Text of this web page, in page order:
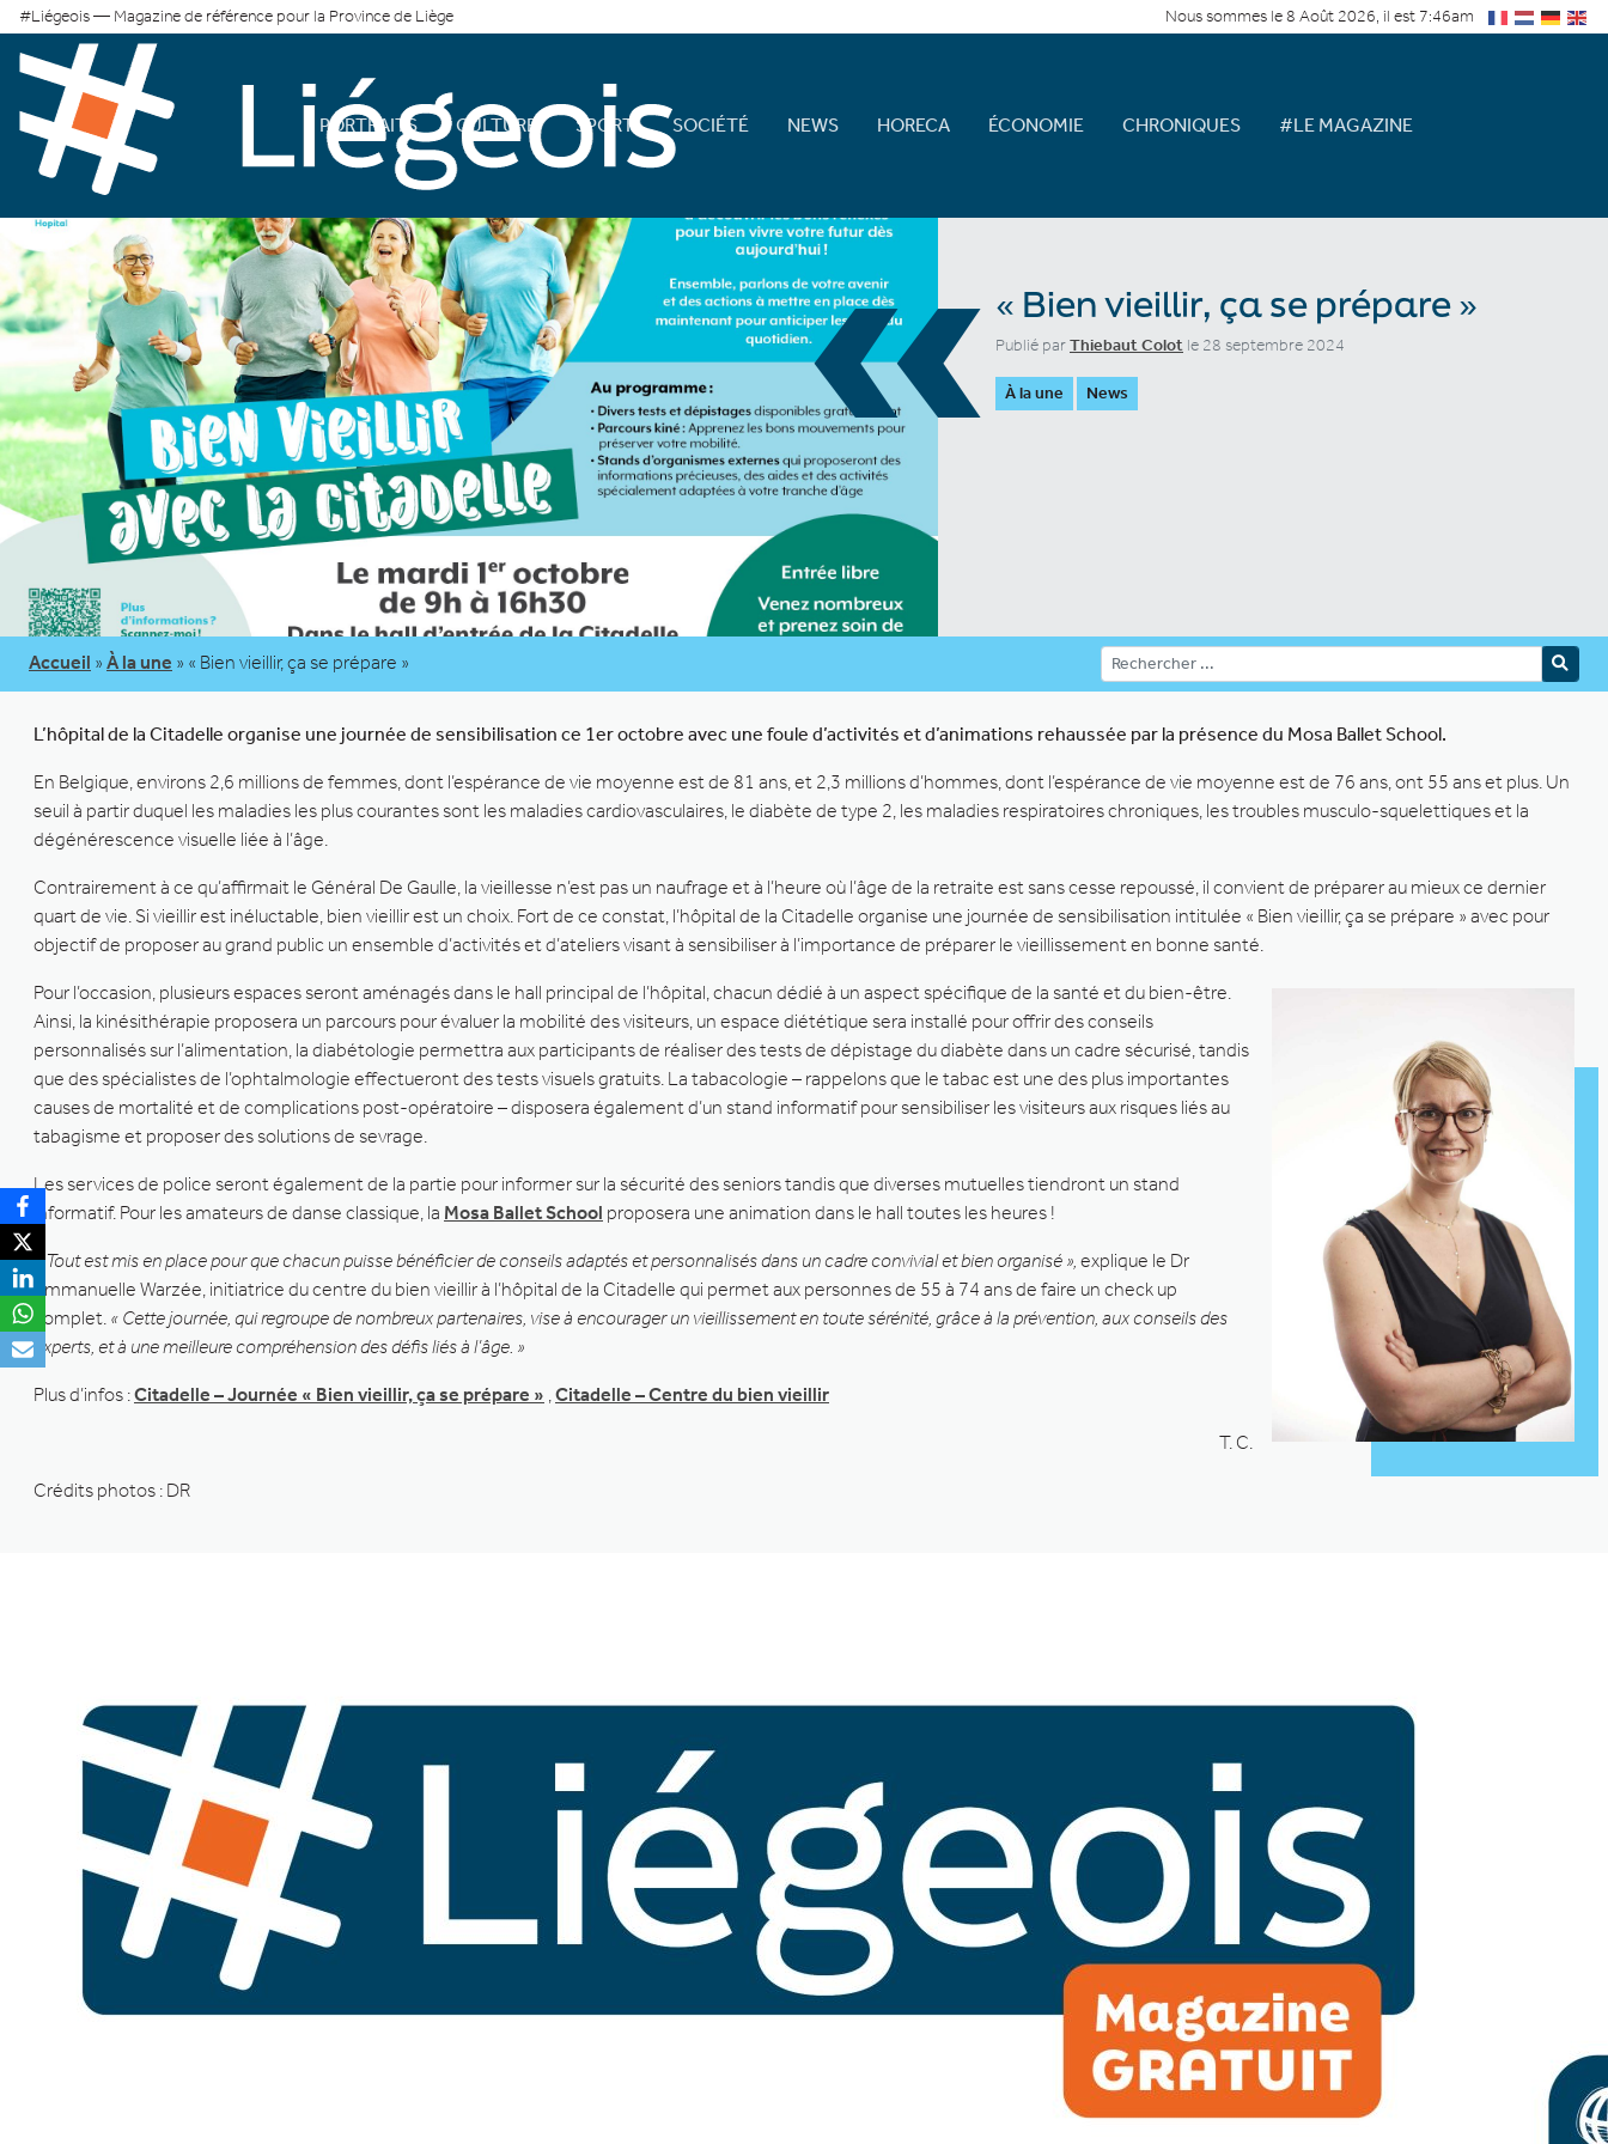
#Liégeois — Magazine de référence pour la Province de Liège Nous sommes le 8 Août 2026, il est 7:46am
PORTRAITS CULTURE SPORT SOCIÉTÉ NEWS HORECA ÉCONOMIE CHRONIQUES #LE MAGAZINE
«« Bien vieillir, ça se prépare »
Publié parThiebaut Colot le 28 septembre 2024
À la une News
Accueil » À la une » « Bien vieillir, ça se prépare »
L’hôpital de la Citadelle organise une journée de sensibilisation ce 1er octobre avec une foule d’activités et d’animations rehaussée par la présence du Mosa Ballet School.
En Belgique, environs 2,6 millions de femmes, dont l’espérance de vie moyenne est de 81 ans, et 2,3 millions d’hommes, dont l’espérance de vie moyenne est de 76 ans, ont 55 ans et plus. Un
seuil à partir duquel les maladies les plus courantes sont les maladies cardiovasculaires, le diabète de type 2, les maladies respiratoires chroniques, les troubles musculo-squelettiques et la
dégénérescence visuelle liée à l’âge.
Contrairement à ce qu’affirmait le Général De Gaulle, la vieillesse n’est pas un naufrage et à l’heure où l’âge de la retraite est sans cesse repoussé, il convient de préparer au mieux ce dernier
quart de vie. Si vieillir est inéluctable, bien vieillir est un choix. Fort de ce constat, l’hôpital de la Citadelle organise une journée de sensibilisation intitulée « Bien vieillir, ça se prépare » avec pour
objectif de proposer au grand public un ensemble d’activités et d’ateliers visant à sensibiliser à l’importance de préparer le vieillissement en bonne santé.
Pour l’occasion, plusieurs espaces seront aménagés dans le hall principal de l’hôpital, chacun dédié à un aspect spécifique de la santé et du bien-être.
Ainsi, la kinésithérapie proposera un parcours pour évaluer la mobilité des visiteurs, un espace diététique sera installé pour offrir des conseils
personnalisés sur l’alimentation, la diabétologie permettra aux participants de réaliser des tests de dépistage du diabète dans un cadre sécurisé, tandis
que des spécialistes de l’ophtalmologie effectueront des tests visuels gratuits. La tabacologie – rappelons que le tabac est une des plus importantes
causes de mortalité et de complications post-opératoire – disposera également d’un stand informatif pour sensibiliser les visiteurs aux risques liés au
tabagisme et proposer des solutions de sevrage.
Les services de police seront également de la partie pour informer sur la sécurité des seniors tandis que diverses mutuelles tiendront un stand
informatif. Pour les amateurs de danse classique, la Mosa Ballet School proposera une animation dans le hall toutes les heures !
« Tout est mis en place pour que chacun puisse bénéficier de conseils adaptés et personnalisés dans un cadre convivial et bien organisé », explique le Dr
Emmanuelle Warzée, initiatrice du centre du bien vieillir à l’hôpital de la Citadelle qui permet aux personnes de 55 à 74 ans de faire un check up
complet. « Cette journée, qui regroupe de nombreux partenaires, vise à encourager un vieillissement en toute sérénité, grâce à la prévention, aux conseils des
experts, et à une meilleure compréhension des défis liés à l’âge. »
Plus d’infos :Citadelle – Journée « Bien vieillir, ça se prépare » ,Citadelle – Centre du bien vieillir
T. C.
Crédits photos : DR